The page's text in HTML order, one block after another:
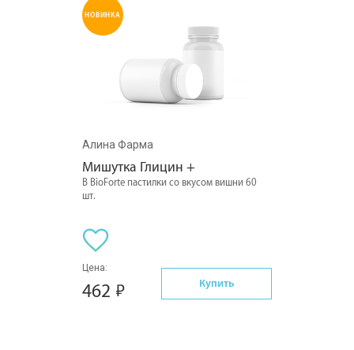
НОВИНКА
Алина Фарма
Мишутка Глицин +
В BioForte пастилки со вкусом вишни 60
шт.
Цена:
462 Купить